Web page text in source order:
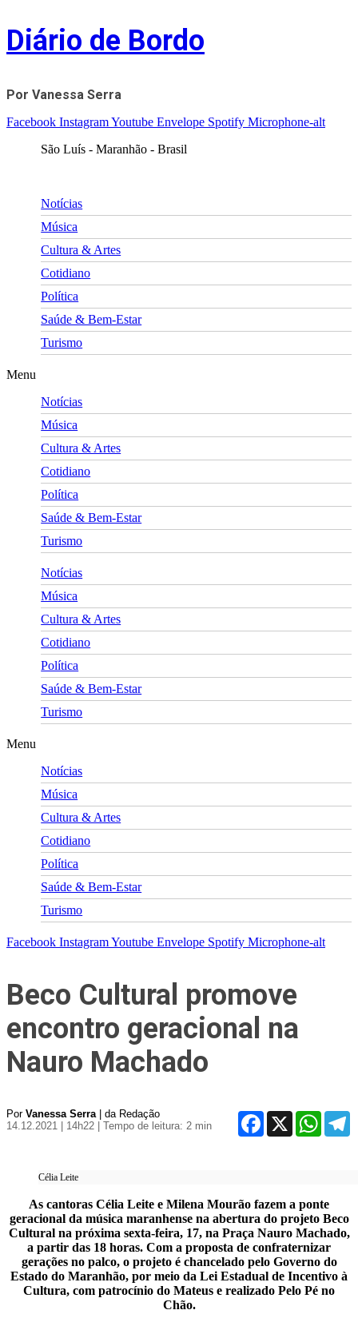
Skip
to
content
Diário de Bordo
Por Vanessa Serra
Facebook InstagramYoutube Envelope Spotify Microphone-alt
São Luís - Maranhão - Brasil
Notícias
Música
Cultura & Artes
Cotidiano
Política
Saúde & Bem-Estar
Turismo
Menu
Notícias
Música
Cultura & Artes
Cotidiano
Política
Saúde & Bem-Estar
Turismo
Notícias
Música
Cultura & Artes
Cotidiano
Política
Saúde & Bem-Estar
Turismo
Menu
Notícias
Música
Cultura & Artes
Cotidiano
Política
Saúde & Bem-Estar
Turismo
Facebook InstagramYoutube Envelope Spotify Microphone-alt
Beco Cultural promove
encontro geracional na
Nauro Machado
Por Vanessa Serra| da Redação
14.12.2021 | 14h22
| Tempo de leitura: 2 min
Facebook
X
Célia Leite
As cantoras Célia Leite e Milena Mourão fazem a ponte
geracional da música maranhense na abertura do projeto Beco
Cultural na próxima sexta-feira, 17, na Praça Nauro Machado,
a partir das 18 horas. Com a proposta de confraternizar
gerações no palco, o projeto é chancelado pelo Governo do
Estado do Maranhão, por meio da Lei Estadual de Incentivo à
Cultura, com patrocínio do Mateus e realizado Pelo Pé no
Chão.